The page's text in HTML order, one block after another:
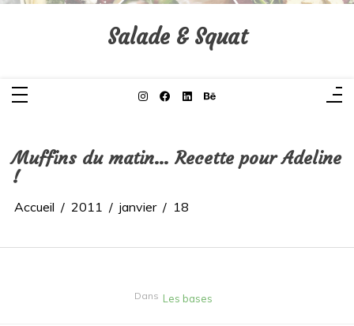
Aller
Salade & Squat
Muffins du matin… Recette pour Adeline
!
Accueil 2011 janvier 18
Dans Les bases